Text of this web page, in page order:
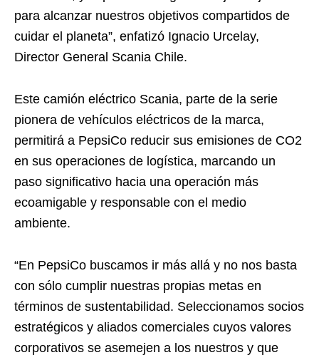
para alcanzar nuestros objetivos compartidos de
cuidar el planeta”, enfatizó Ignacio Urcelay,
Director General Scania Chile.
Este camión eléctrico Scania, parte de la serie
pionera de vehículos eléctricos de la marca,
permitirá a PepsiCo reducir sus emisiones de CO2
en sus operaciones de logística, marcando un
paso significativo hacia una operación más
ecoamigable y responsable con el medio
ambiente.
“En PepsiCo buscamos ir más allá y no nos basta
con sólo cumplir nuestras propias metas en
términos de sustentabilidad. Seleccionamos socios
estratégicos y aliados comerciales cuyos valores
corporativos se asemejen a los nuestros y que